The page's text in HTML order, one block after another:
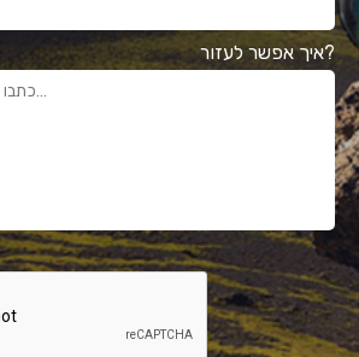
איך אפשר לעזור?